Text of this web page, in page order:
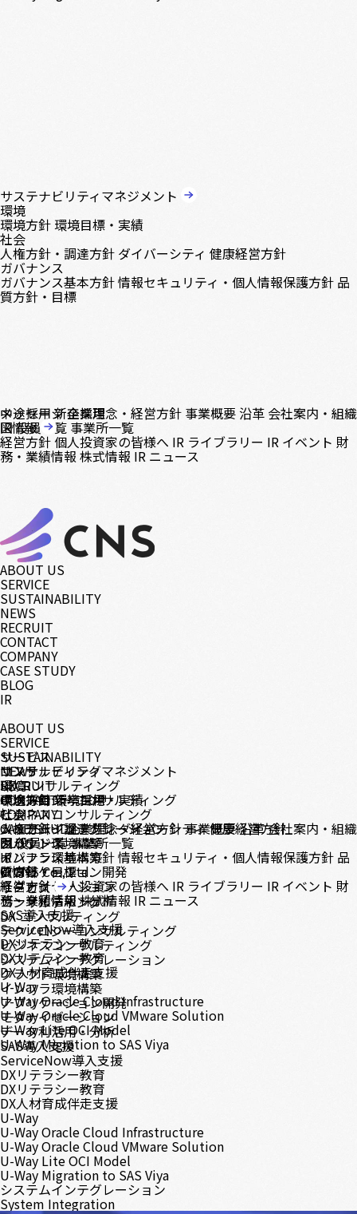
サステナビリティマネジメント
環境
環境方針環境目標・実績
社会
人権方針・調達方針 ダイバーシティ 健康経営方針
ガバナンス
ガバナンス基本方針情報セキュリティ・個人情報保護方針 品
質方針・目標
中途採用新卒採用
メッセージ企業理念・経営方針 事業概要 沿革 会社案内・組織
図役員一覧 事業所一覧
IR情報
経営方針 個人投資家の皆様へ IR ライブラリー IR イベント 財
務・業績情報 株式情報 IR ニュース
ABOUT US
SERVICE
SUSTAINABILITY
NEWS
RECRUIT
CONTACT
COMPANY
CASE STUDY
BLOG
IR
ABOUT US
SERVICE
サービス
コンサルティング
DX コンサルティング
テクノロジーコンサルティング
ビジネスコンサルティング
システムインテグレーション
クラウド環境構築
インフラ環境構築
アプリケーション開発
モダナイゼーション
データ利活用・分析
SAS導入支援
ServiceNow導入支援
DXリテラシー教育
DXリテラシー教育
DX人材育成伴走支援
U-Way
U-Way Oracle Cloud Infrastructure
U-Way Oracle Cloud VMware Solution
U-Way Lite OCI Model
U-Way Migration to SAS Viya
SUSTAINABILITY
サステナビリティマネジメント
環境
環境方針環境目標・実績
社会
人権方針・調達方針ダイバーシティ健康経営方針
ガバナンス
ガバナンス基本方針情報セキュリティ・個人情報保護方針 品
質方針・目標
NEWS
RECRUIT
中途採用新卒採用
CONTACT
COMPANY
メッセージ企業理念・経営方針事業概要沿革会社案内・組織
図役員一覧事業所一覧
CASE STUDY
BLOG
IR
IR情報
経営方針個人投資家の皆様へ IR ライブラリー IR イベント 財
務・業績情報株式情報 IR ニュース
© CNS Co., Ltd.
サービス
コンサルティング
DX コンサルティング
テクノロジーコンサルティング
ビジネスコンサルティング
システムインテグレーション
クラウド環境構築
インフラ環境構築
アプリケーション開発
モダナイゼーション
データ利活用・分析
SAS導入支援
ServiceNow導入支援
DXリテラシー教育
DXリテラシー教育
DX人材育成伴走支援
U-Way
U-Way Oracle Cloud Infrastructure
U-Way Oracle Cloud VMware Solution
U-Way Lite OCI Model
U-Way Migration to SAS Viya
システムインテグレーション
System Integration